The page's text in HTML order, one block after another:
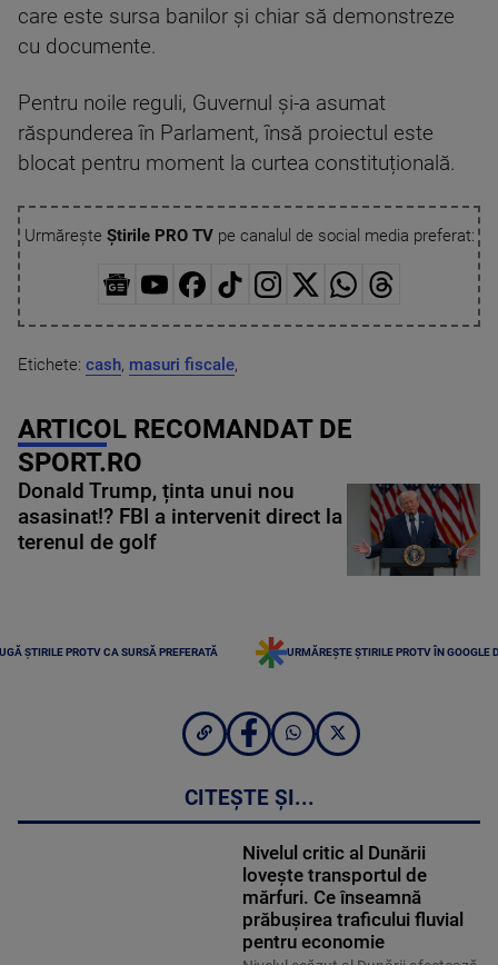
care este sursa banilor și chiar să demonstreze
cu documente.
Pentru noile reguli, Guvernul și-a asumat
răspunderea în Parlament, însă proiectul este
blocat pentru moment la curtea constituțională.
Urmărește Știrile PRO TVpe canalul de social media preferat:
Etichete: cash, masuri fiscale,
ARTICOL RECOMANDAT DE
SPORT.RO
Donald Trump, ținta unui nou
asasinat!? FBI a intervenit direct la
terenul de golf
ȘTIRILE PROTV CA SURSĂ PREFERATĂ URMĂREȘTE ȘTIRILE PROTV ÎN GOOGLE
CITEȘTE ȘI...
Nivelul critic al Dunării
lovește transportul de
mărfuri. Ce înseamnă
prăbușirea traficului fluvial
pentru economie